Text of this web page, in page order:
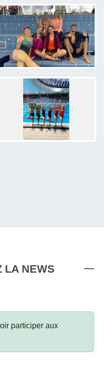
LA NEWS
participer aux